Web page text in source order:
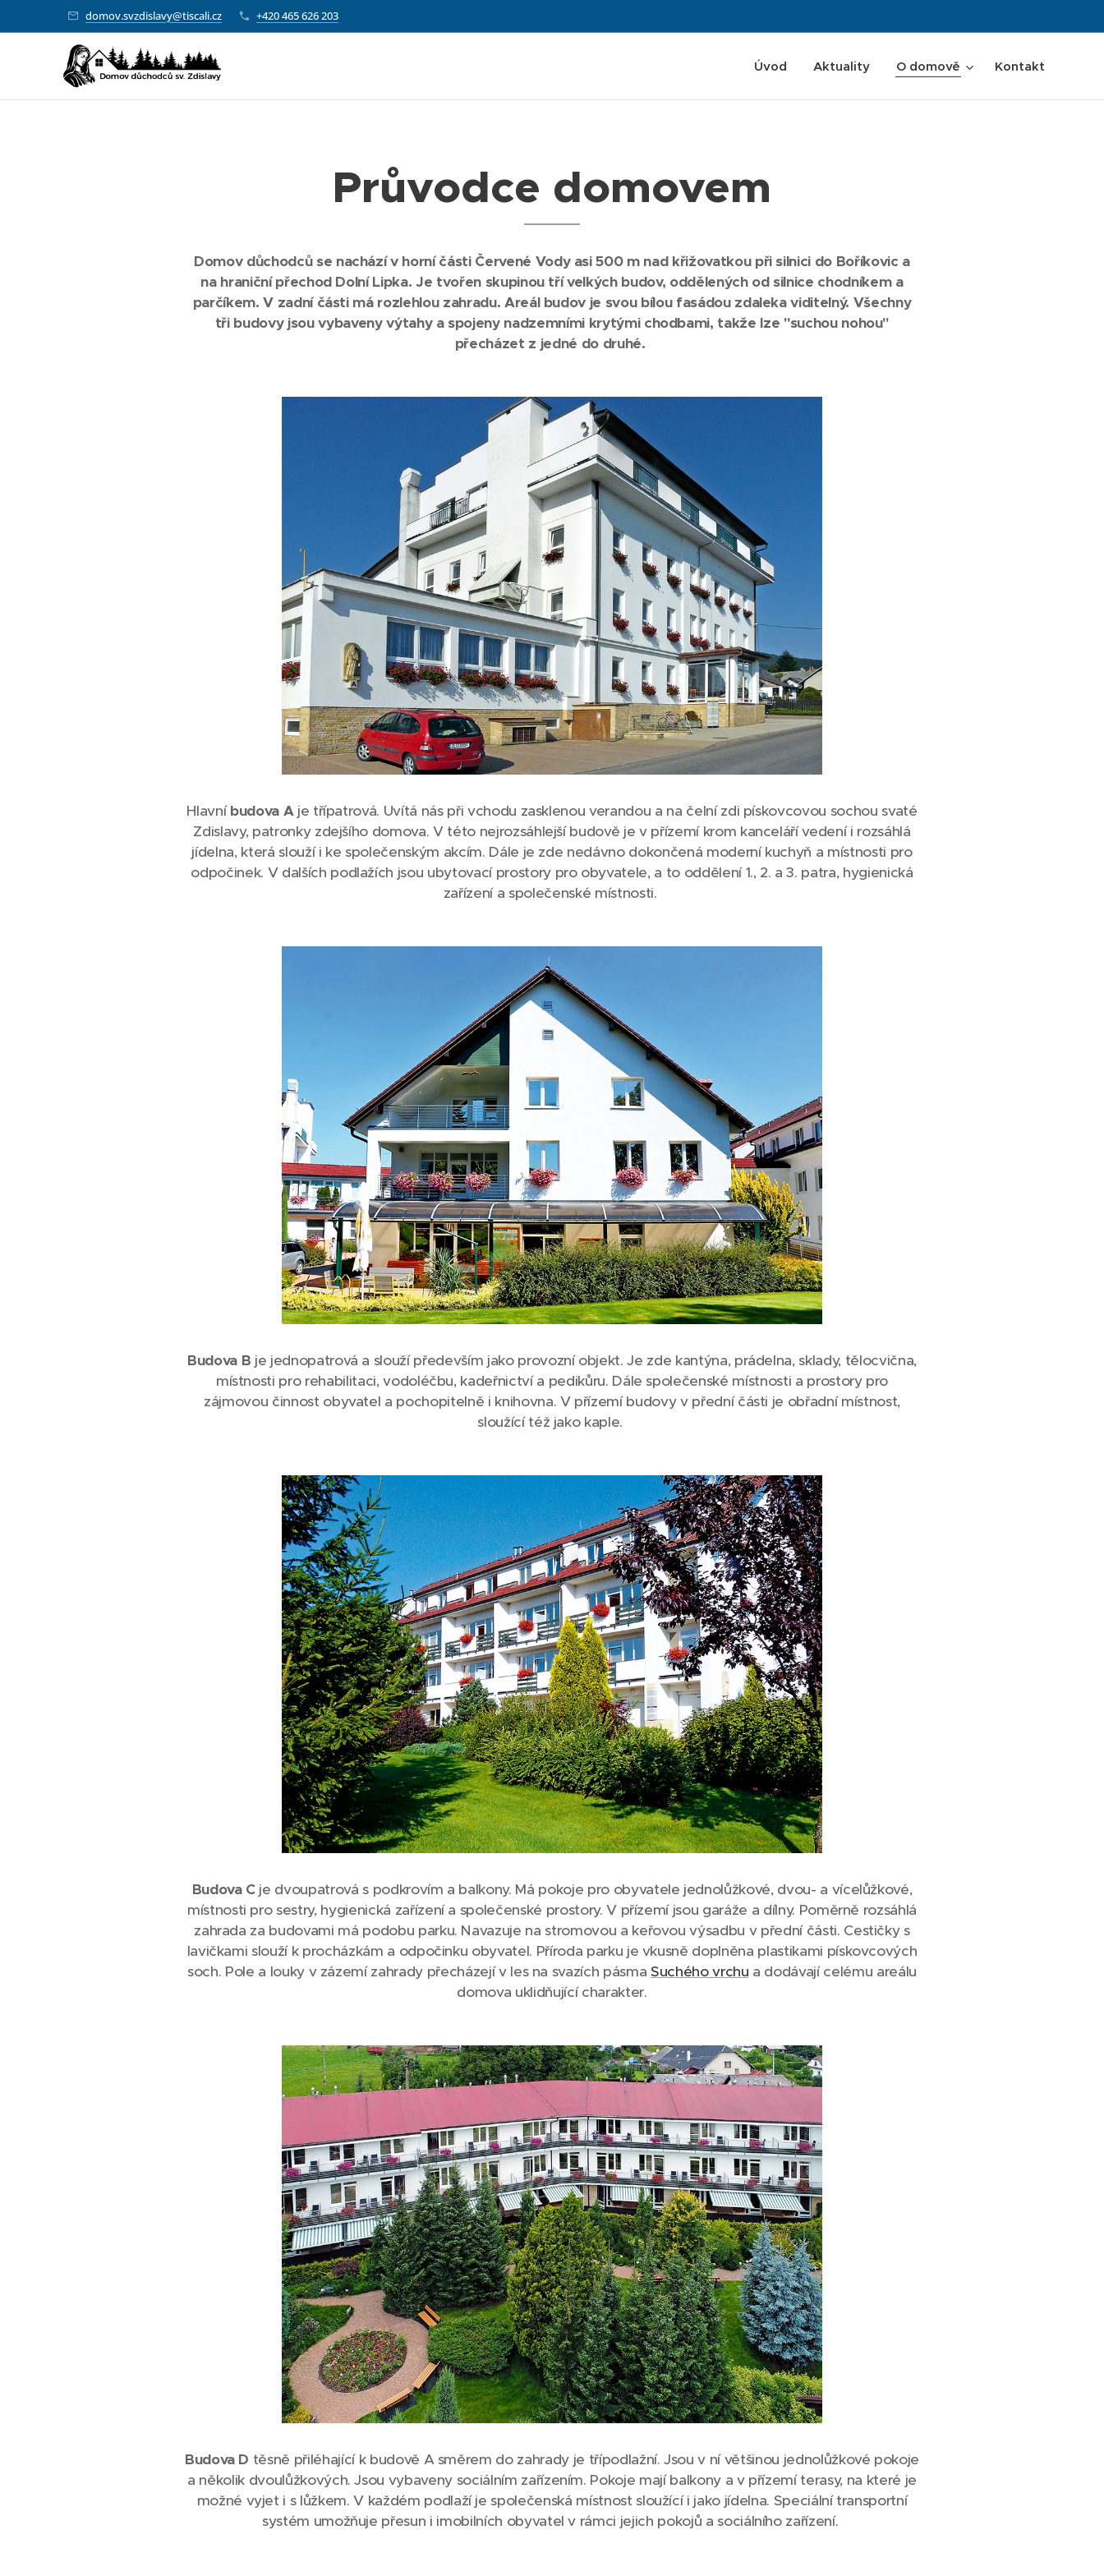
domov.svzdislavy@tiscali.cz +420 465 626 203
Úvod Aktuality O domově Kontakt
Průvodce domovem
Domov důchodců se nachází v horní části Červené Vody asi 500 m nad křižovatkou při silnici do Boříkovic a
na hraniční přechod Dolní Lipka. Je tvořen skupinou tří velkých budov, oddělených od silnice chodníkem a
parčíkem. V zadní části má rozlehlou zahradu. Areál budov je svou bílou fasádou zdaleka viditelný. Všechny
tři budovy jsou vybaveny výtahy a spojeny nadzemními krytými chodbami, takže lze "suchou nohou"
přecházet z jedné do druhé.
Hlavníbudova Aje třípatrová. Uvítá nás při vchodu zasklenou verandou a na čelní zdi pískovcovou sochou svaté
Zdislavy, patronky zdejšího domova. V této nejrozsáhlejší budově je v přízemí krom kanceláří vedení i rozsáhlá
jídelna, která slouží i ke společenským akcím. Dále je zde nedávno dokončená moderní kuchyň a místnosti pro
odpočinek. V dalších podlažích jsou ubytovací prostory pro obyvatele, a to oddělení 1., 2. a 3. patra, hygienická
zařízení a společenské místnosti.
Budova B je jednopatrová a slouží především jako provozní objekt. Je zde kantýna, prádelna, sklady, tělocvična,
místnosti pro rehabilitaci, vodoléčbu, kadeřnictví a pedikůru. Dále společenské místnosti a prostory pro
zájmovou činnost obyvatel a pochopitelně i knihovna. V přízemí budovy v přední části je obřadní místnost,
sloužící též jako kaple.
Budova Cje dvoupatrová s podkrovím a balkony. Má pokoje pro obyvatele jednolůžkové, dvou- a vícelůžkové,
místnosti pro sestry, hygienická zařízení a společenské prostory. V přízemí jsou garáže a dílny. Poměrně rozsáhlá
zahrada za budovami má podobu parku. Navazuje na stromovou a keřovou výsadbu v přední části. Cestičky s
lavičkami slouží k procházkám a odpočinku obyvatel. Příroda parku je vkusně doplněna plastikami pískovcových
soch. Pole a louky v zázemí zahrady přecházejí v les na svazích pásma Suchého vrchu a dodávají celému areálu
domova uklidňující charakter.
Budova D těsně přiléhající k budově A směrem do zahrady je třípodlažní. Jsou v ní většinou jednolůžkové pokoje
a několik dvoulůžkových. Jsou vybaveny sociálním zařízením. Pokoje mají balkony a v přízemí terasy, na které je
možné vyjet i s lůžkem. V každém podlaží je společenská místnost sloužící i jako jídelna. Speciální transportní
systém umožňuje přesun i imobilních obyvatel v rámci jejich pokojů a sociálního zařízení.